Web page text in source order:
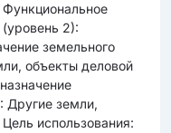
(уровень 2):
земельного
объекты деловой
Другие земли,
использования: